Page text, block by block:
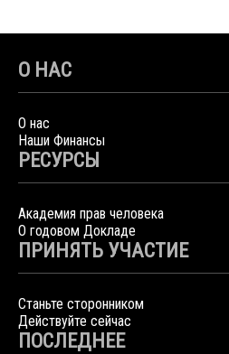
О НАС
О нас
Наши Финансы
РЕСУРСЫ
Академия прав человека
О годовом Докладе
ПРИНЯТЬ УЧАСТИЕ
Станьте сторонником
Действуйте сейчас
ПОСЛЕДНЕЕ